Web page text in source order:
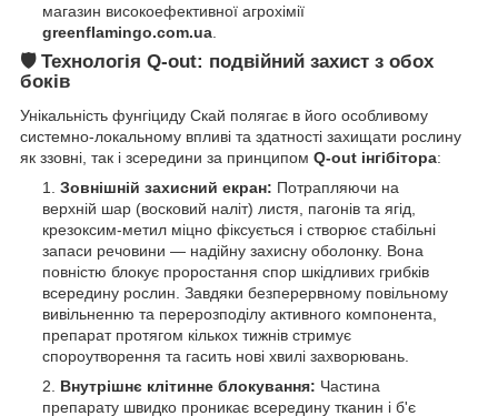
магазин високоефективної агрохімії
greenflamingo.com.ua
🛡️ Технологія Q-out: подвійний захист з обох
боків
Унікальність фунгіциду Скай полягає в його особливому
системно-локальному впливі та здатності захищати рослину
як ззовні, так і зсередини за принципом Q-out інгібітора:
Зовнішній захисний екран: Потрапляючи на
верхній шар (восковий наліт) листя, пагонів та ягід,
крезоксим-метил міцно фіксується і створює стабільні
запаси речовини — надійну захисну оболонку. Вона
повністю блокує проростання спор шкідливих грибків
всередину рослин. Завдяки безперервному повільному
вивільненню та перерозподілу активного компонента,
препарат протягом кількох тижнів стримує
спороутворення та гасить нові хвилі захворювань.
Внутрішнє клітинне блокування: Частина
препарату швидко проникає всередину тканин і б'є